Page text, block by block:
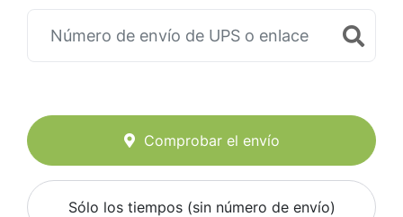
Comprobar el envío
Sólo los tiempos (sin número de envío)